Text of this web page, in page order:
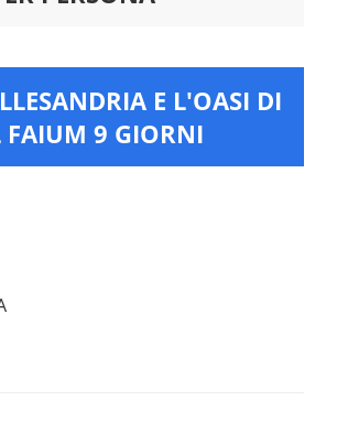
E L'OASI DI
FAIUM 9 GIORNI